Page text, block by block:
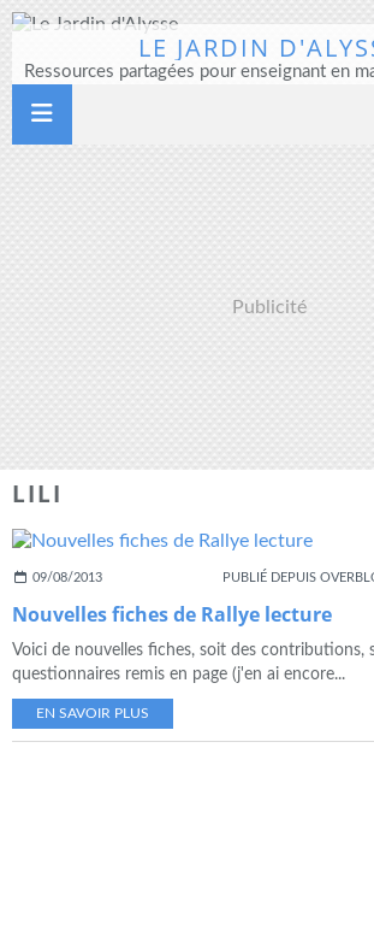
LE JARDIN
Publicité
LILI
09/08/2013 PUBLIÉ DEPUIS
Nouvelles fiches de Rallye lecture
Voici de nouvelles fiches, soit des contributions,
questionnaires remis en page (j'en ai encore...
EN SAVOIR PLUS